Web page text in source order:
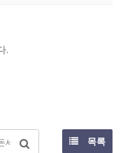
.
목록